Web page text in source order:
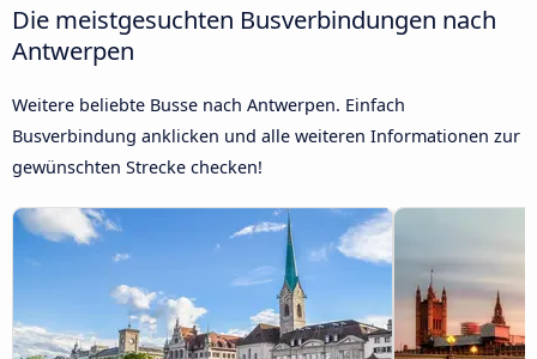
Die meistgesuchten Busverbindungen nach
Antwerpen
Weitere beliebte Busse nach Antwerpen. Einfach
Busverbindung anklicken und alle weiteren Informationen zur
gewünschten Strecke checken!